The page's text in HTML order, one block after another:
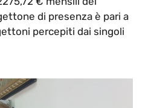
di presenza è pari a
percepiti dai singoli